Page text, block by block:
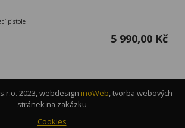
pistole
5 990,00 Kč
2023, webdesign inoWeb, tvorba webových
stránek na zakázku
Cookies